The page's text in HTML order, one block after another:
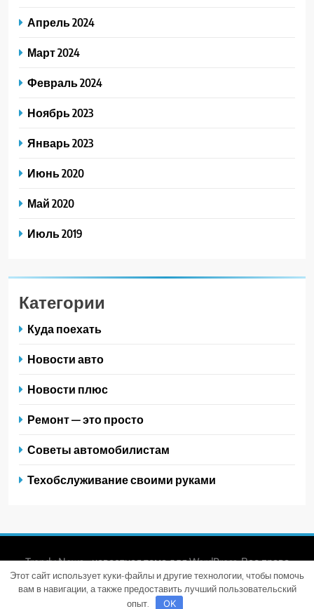
Апрель 2024
Март 2024
Февраль 2024
Ноябрь 2023
Январь 2023
Июнь 2020
Май 2020
Июль 2019
Категории
Куда поехать
Новости авто
Новости плюс
Ремонт — это просто
Советы автомобилистам
Техобслуживание своими руками
Trendy News - новостная тема для WordPress. Все права
защищены 2026. Powered ByBlazeThemes.
Этот сайт использует куки-файлы и другие технологии, чтобы помочь
вам в навигации, а также предоставить лучший пользовательский
опыт.
OK